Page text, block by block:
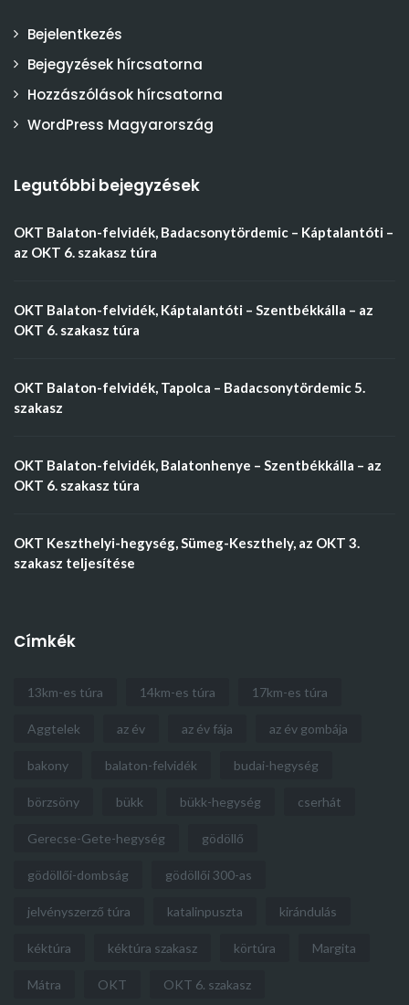
Bejelentkezés
Bejegyzések hírcsatorna
Hozzászólások hírcsatorna
WordPress Magyarország
Legutóbbi bejegyzések
OKT Balaton-felvidék, Badacsonytördemic – Káptalantóti –
az OKT 6. szakasz túra
OKT Balaton-felvidék, Káptalantóti – Szentbékkálla – az
OKT 6. szakasz túra
OKT Balaton-felvidék, Tapolca – Badacsonytördemic 5.
szakasz
OKT Balaton-felvidék, Balatonhenye – Szentbékkálla – az
OKT 6. szakasz túra
OKT Keszthelyi-hegység, Sümeg-Keszthely, az OKT 3.
szakasz teljesítése
Címkék
13km-es túra 14km-es túra 17km-es túra
Aggtelek az év az év fája az év gombája
bakony balaton-felvidék budai-hegység
börzsöny bükk bükk-hegység cserhát
Gerecse-Gete-hegység gödöllő
gödöllői-dombság gödöllői 300-as
jelvényszerző túra katalinpuszta kirándulás
kéktúra kéktúra szakasz körtúra Margita
Mátra OKT OKT 6. szakasz